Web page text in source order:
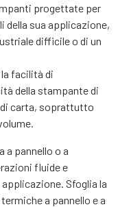
progettate per
della sua applicazione,
difficile o di un
facilità di
della stampante di
carta, soprattutto
a pannello o a
fluide e
Sfoglia la
a pannello e a